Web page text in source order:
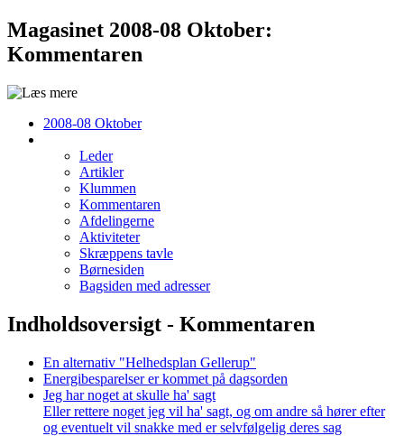
Magasinet 2008-08 Oktober:
Kommentaren
2008-08 Oktober
Leder
Artikler
Klummen
Kommentaren
Afdelingerne
Aktiviteter
Skræppens tavle
Børnesiden
Bagsiden med adresser
Indholdsoversigt - Kommentaren
En alternativ "Helheds­plan Gellerup"
Energibesparelser er kommet på dagsorden
Jeg har noget at skulle ha' sagt
Eller rettere noget jeg vil ha' sagt, og om andre så hører efter
og eventuelt vil snakke med er selvfølgelig deres sag